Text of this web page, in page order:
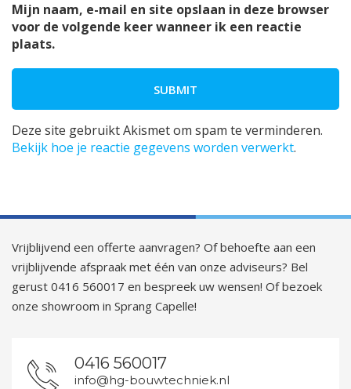
Mijn naam, e-mail en site opslaan in deze browser
voor de volgende keer wanneer ik een reactie
plaats.
Deze site gebruikt Akismet om spam te verminderen.
Bekijk hoe je reactie gegevens worden verwerkt.
Vrijblijvend een offerte aanvragen? Of behoefte aan een
vrijblijvende afspraak met één van onze adviseurs? Bel
gerust 0416 560017 en bespreek uw wensen! Of bezoek
onze showroom in Sprang Capelle!
0416 560017
info@hg-bouwtechniek.nl